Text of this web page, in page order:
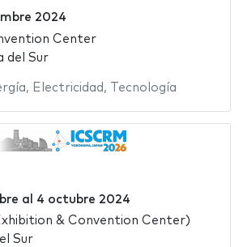
2024
Center
del Sur
, Electricidad , Tecnología
al 4 octubre 2024
& Convention Center)
Sur